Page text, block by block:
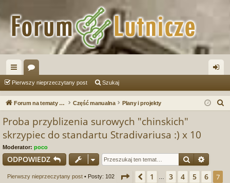
ię
ce
or
a og
Pierwszy nieprzeczytany post Szukaj
Forum na tematy budowy instrumentów Część manualna Plany i projekty
Proba przyblizenia surowych "chinskich"
skrzypiec do standartu Stradivariusa :) x 10
Moderator: poco
ODPOWIEDZ Szukaj
Pierwszy nieprzeczytany post • Posty: 102 Strona 7z 7
Poprzednia
1 3 4 5 6 7